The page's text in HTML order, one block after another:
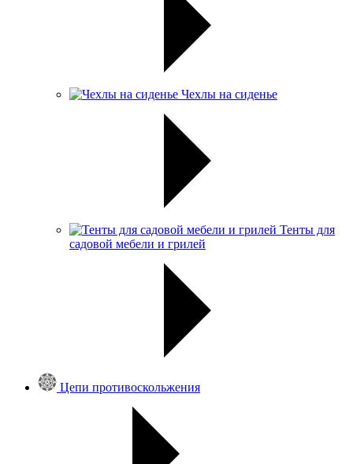
Чехлы на сиденье
Тенты для
садовой мебели и грилей
Цепи противоскольжения